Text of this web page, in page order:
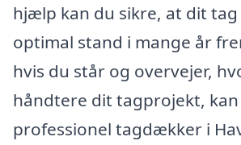
hjælp kan du sikre, at dit
optimal stand i mange år
hvis du står og overvejer,
håndtere dit tagprojekt, kan
professionel tagdækker i